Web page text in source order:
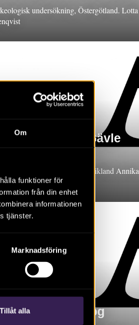
Om
funktioner för
från din enhet
informationen
tjänster.
Marknadsföring
Tillåt alla
undersökning, Östergötland. Lotta
odling vid Gävle
undersökning, Gästrikland Annika
Löftaskog